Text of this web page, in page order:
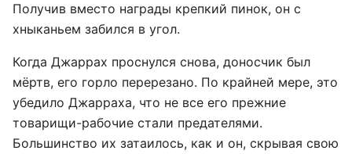
Получив вместо награды крепкий пинок, он с
хныканьем забился в угол.
Когда Джаррах проснулся снова, доносчик был
мёртв, его горло перерезано. По крайней мере, это
убедило Джарраха, что не все его прежние
товарищи-рабочие стали предателями.
Большинство их затаилось, как и он, скрывая свою